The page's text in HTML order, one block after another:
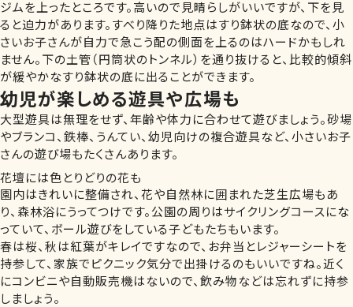
ジムを上ったところです。高いので見晴らしがいいですが、下を見
ると迫力があります。すべり降りた地点はすり鉢状の底なので、小
さいお子さんが自力で急こう配の側面を上るのはハードかもしれ
ません。下の土管（円筒状のトンネル）を通り抜けると、比較的傾斜
が緩やかなすり鉢状の底に出ることができます。
幼児が楽しめる遊具や広場も
大型遊具は無理をせず、年齢や体力に合わせて遊びましょう。砂場
やブランコ、鉄棒、うんてい、幼児向けの複合遊具など、小さいお子
さんの遊び場もたくさんあります。
花壇には色とりどりの花も
園内はきれいに整備され、花や自然林に囲まれた芝生広場もあ
り、森林浴にうってつけです。公園の周りはサイクリングコースにな
っていて、ボール遊びをしている子どもたちもいます。
春は桜、秋は紅葉がキレイですなので、お弁当とレジャーシートを
持参して、家族でピクニック気分で出掛けるのもいいですね。近く
にコンビニや自動販売機はないので、飲み物などは忘れずに持参
しましょう。